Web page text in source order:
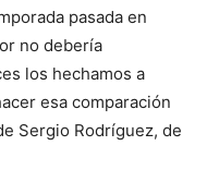
pasada en
no debería
los hechamos a
esa comparación
Sergio Rodríguez, de